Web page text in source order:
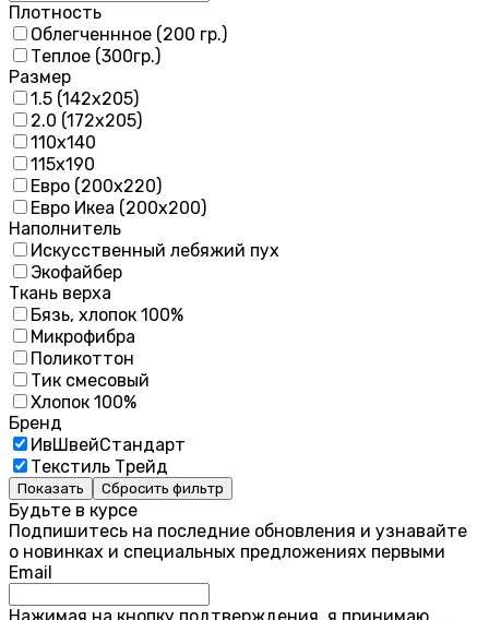
Плотность
Облегченнное (200 гр.)
Теплое (300гр.)
Размер
1.5 (142х205)
2.0 (172х205)
110х140
115х190
Евро (200х220)
Евро Икеа (200х200)
Наполнитель
Искусственный лебяжий пух
Экофайбер
Ткань верха
Бязь, хлопок 100%
Микрофибра
Поликоттон
Тик смесовый
Хлопок 100%
Бренд
ИвШвейСтандарт
Текстиль Трейд
Показать Сбросить фильтр
Будьте в курсе
Подпишитесь на последние обновления и узнавайте
о новинках и специальных предложениях первыми
Email